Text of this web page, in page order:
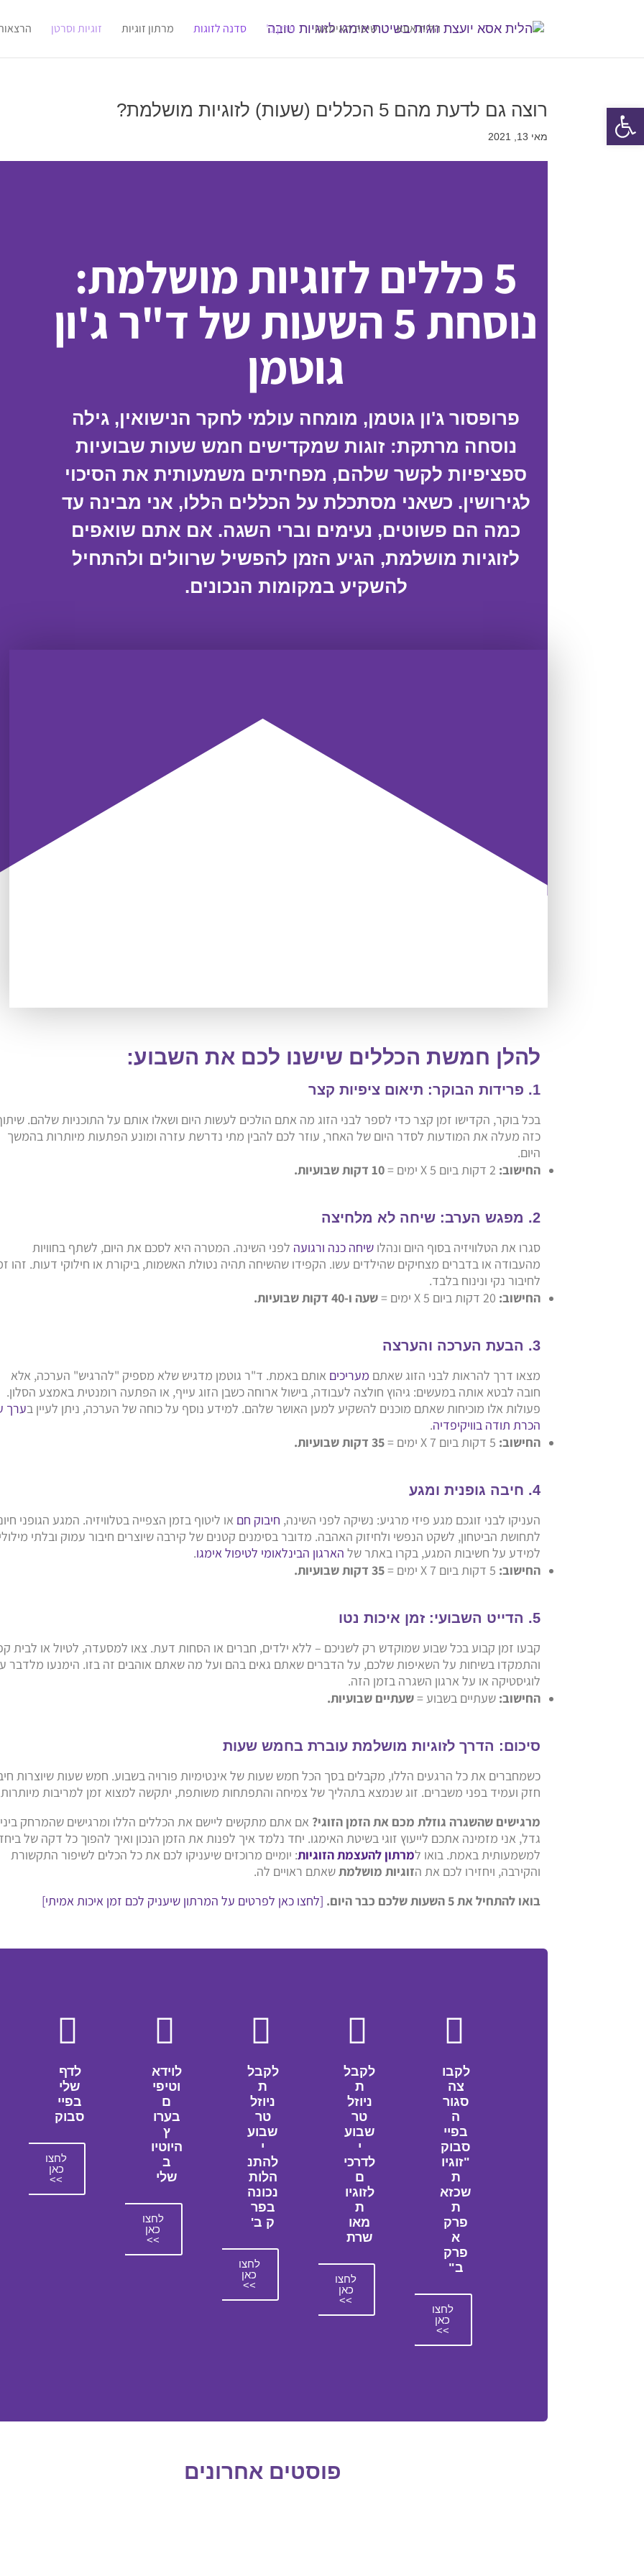
הלית אסא שיטת האימאגו פרק ב' סדנה לזוגות מרתון זוגיות זוגיות וסרטן
רוצה גם לדעת מהם 5 הכללים (שעות) לזוגיות מושלמת?
מאי 13, 2021
5 כללים לזוגיות מושלמת:
נוסחת 5 השעות של ד"ר ג'ון
גוטמן
פרופסור ג'ון גוטמן, מומחה עולמי לחקר הנישואין, גילה
נוסחה מרתקת: זוגות שמקדישים חמש שעות שבועיות
ספציפיות לקשר שלהם, מפחיתים משמעותית את הסיכוי
לגירושין. כשאני מסתכלת על הכללים הללו, אני מבינה עד
כמה הם פשוטים, נעימים וברי השגה. אם אתם שואפים
לזוגיות מושלמת, הגיע הזמן להפשיל שרוולים ולהתחיל
להשקיע במקומות הנכונים.
להלן חמשת הכללים שישנו לכם את השבוע:
1. פרידות הבוקר: תיאום ציפיות קצר
בכל בוקר, הקדישו זמן קצר כדי לספר לבני הזוג מה אתם הולכים לעשות היום ושאלו אותם על התוכניות שלהם.
כזה מעלה את המודעות לסדר היום של האחר, עוזר לכם להבין מתי נדרשת עזרה ומונע הפתעות מיותרות בהמשך
היום.
החישוב:
10 דקות שבועיות.
2. מפגש הערב: שיחה לא מלחיצה
סגרו את הטלוויזיה בסוף היום ונהלושיחה כנה ורגועה לפני השינה. המטרה היא לסכם את היום, לשתף בחוויות
מהעבודה או בדברים מצחיקים שהילדים עשו. הקפידו שהשיחה תהיה נטולת האשמות, ביקורת או חילוקי דעות. זהו
לחיבור נקי ונינוח בלבד.
החישוב:
שעה ו-40 דקות שבועיות.
3. הבעת הערכה והערצה
מצאו דרך להראות לבני הזוג שאתם מעריכים אותם באמת. ד"ר גוטמן מדגיש שלא מספיק "להרגיש" הערכה, אלא
חובה לבטא אותה במעשים: גיהוץ חולצה לעבודה, בישול ארוחה כשבן הזוג עייף, או הפתעה רומנטית באמצע הסלון.
פעולות אלו מוכיחות שאתם מוכנים להשקיע למען האושר שלהם. למידע נוסף על כוחה של הערכה, ניתן לעיין בערך
הכרת תודה בוויקיפדיה.
החישוב:
35 דקות שבועיות.
4. חיבה גופנית ומגע
העניקו לבני זוגכם מגע פיזי מרגיע: נשיקה לפני השינה, חיבוק חם או ליטוף בזמן הצפייה בטלוויזיה. המגע הגופני
לתחושת הביטחון, לשקט הנפשי ולחיזוק האהבה. מדובר בסימנים קטנים של קירבה שיוצרים חיבור עמוק ובלתי
למידע על חשיבות המגע, בקרו באתר של הארגון הבינלאומי לטיפול אימגו.
החישוב:
35 דקות שבועיות.
5. הדייט השבועי: זמן איכות נטו
קבעו זמן קבוע בכל שבוע שמוקדש רק לשניכם – ללא ילדים, חברים או הסחות דעת. צאו למסעדה, לטיול או לבית
והתמקדו בשיחות על השאיפות שלכם, על הדברים שאתם גאים בהם ועל מה שאתם אוהבים זה בזו. הימנעו מלדבר
לוגיסטיקה או על ארגון השגרה בזמן הזה.
החישוב: שעתיים בשבוע =שעתיים שבועיות.
סיכום: הדרך לזוגיות מושלמת עוברת בחמש שעות
כשמחברים את כל הרגעים הללו, מקבלים בסך הכל חמש שעות של אינטימיות פורויה בשבוע. חמש שעות שיוצרות
חזק ועמיד בפני משברים. זוג שנמצא בתהליך של צמיחה והתפתחות משותפת, יתקשה למצוא זמן למריבות
מרגישים שהשגרה גוזלת מכם את הזמן הזוגי? אם אתם מתקשים ליישם את הכללים הללו ומרגישים שהמרחק
גדל, אני מזמינה אתכם לייעוץ זוגי בשיטת האימגו. יחד נלמד איך לפנות את הזמן הנכון ואיך להפוך כל דקה של
למשמעותית באמת. בואו למרתון להעצמת הזוגיות: יומיים מרוכזים שיעניקו לכם את כל הכלים לשיפור התקשורת
והקירבה, ויחזירו לכם את הזוגיות מושלמתשאתם ראויים לה.
בואו להתחיל את 5 השעות שלכם כבר היום.
[לחצו כאן לפרטים על המרתון שיעניק לכם זמן איכות אמיתי]
לקבו
צה
סגור
ה
בפיי
סבוק
"זוגיו
ת
שכזא
ת
פרק
א
פרק
ב"
לחצו
כאן
>>
לקבל
ת
ניוזל
טר
שבוע
י
לדרכי
ם
לזוגיו
ת
מאו
שרת
לחצו
כאן
>>
לקבל
ת
ניוזל
טר
שבוע
י
להתנ
הלות
נכונה
בפר
ק ב'
לחצו
כאן
>>
לוידא
וטיפי
ם
בערו
ץ
היוטיו
ב
שלי
לחצו
כאן
>>
לדף
שלי
בפיי
סבוק
לחצו
כאן
>>
פוסטים אחרונים
פתח סרגל נגישות